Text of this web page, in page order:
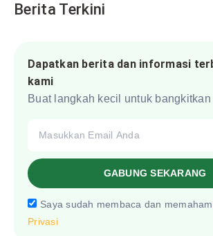
Berita Terkini
Dapatkan berita dan informasi
kami
Buat langkah kecil untuk
Saya sudah membaca dan
Privasi
GABUNG SEKARANG